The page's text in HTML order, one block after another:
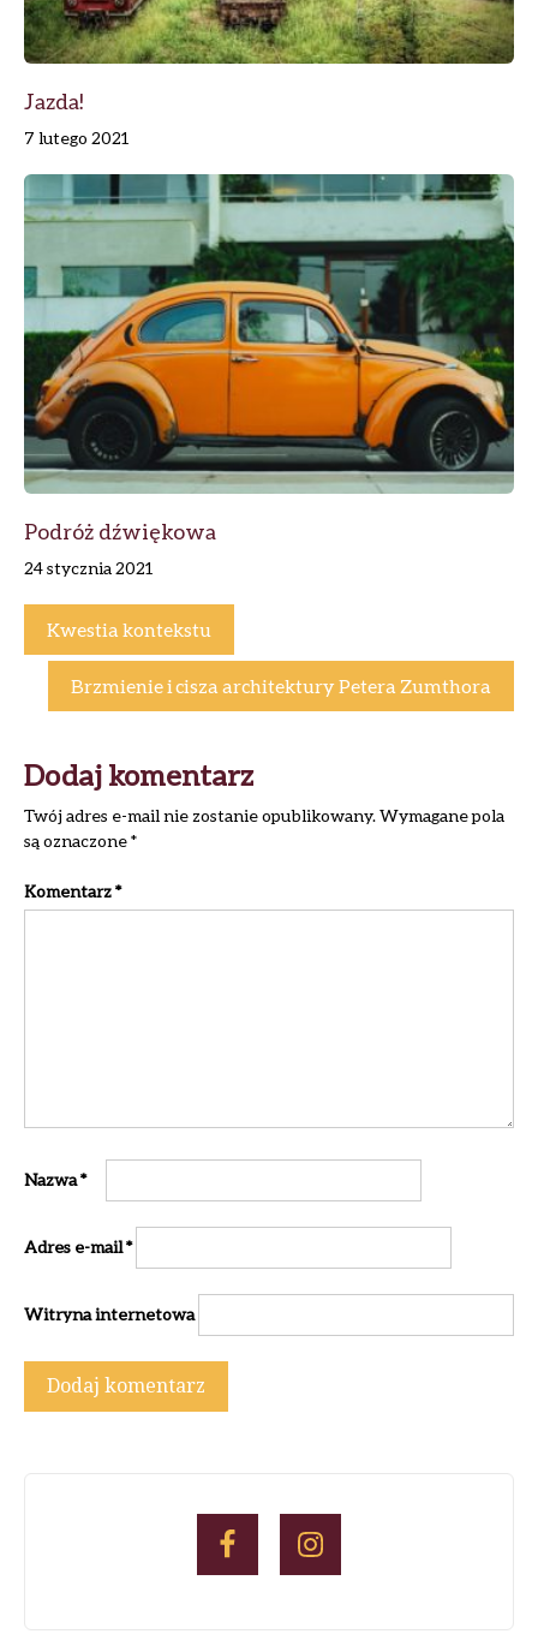
Jazda!
7 lutego 2021
Podróż dźwiękowa
24 stycznia 2021
Kwestia kontekstu
Brzmienie i cisza architektury Petera Zumthora
Dodaj komentarz
Twój adres e-mail nie zostanie opublikowany.Wymagane pola
są oznaczone*
Komentarz*
Nazwa*
Adres e-mail*
Witryna internetowa